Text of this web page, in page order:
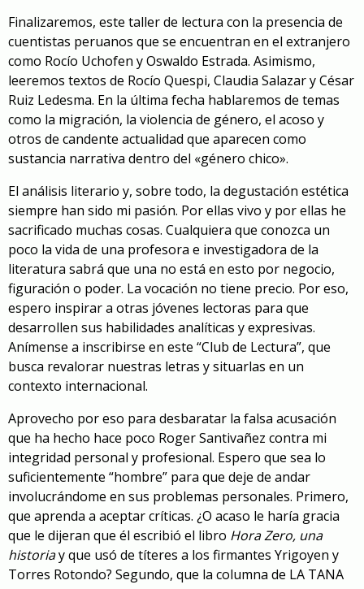
Finalizaremos, este taller de lectura con la presencia de
cuentistas peruanos que se encuentran en el extranjero
como Rocío Uchofen y Oswaldo Estrada. Asimismo,
leeremos textos de Rocío Quespi, Claudia Salazar y César
Ruiz Ledesma. En la última fecha hablaremos de temas
como la migración, la violencia de género, el acoso y
otros de candente actualidad que aparecen como
sustancia narrativa dentro del «género chico».
El análisis literario y, sobre todo, la degustación estética
siempre han sido mi pasión. Por ellas vivo y por ellas he
sacrificado muchas cosas. Cualquiera que conozca un
poco la vida de una profesora e investigadora de la
literatura sabrá que una no está en esto por negocio,
figuración o poder. La vocación no tiene precio. Por eso,
espero inspirar a otras jóvenes lectoras para que
desarrollen sus habilidades analíticas y expresivas.
Anímense a inscribirse en este “Club de Lectura”, que
busca revalorar nuestras letras y situarlas en un
contexto internacional.
Aprovecho por eso para desbaratar la falsa acusación
que ha hecho hace poco Roger Santivañez contra mi
integridad personal y profesional. Espero que sea lo
suficientemente “hombre” para que deje de andar
involucrándome en sus problemas personales. Primero,
que aprenda a aceptar críticas. ¿O acaso le haría gracia
que le dijeran que él escribió el libro Hora Zero, una
historiay que usó de títeres a los firmantes Yrigoyen y
Torres Rotondo? Segundo, que la columna de LA TANA